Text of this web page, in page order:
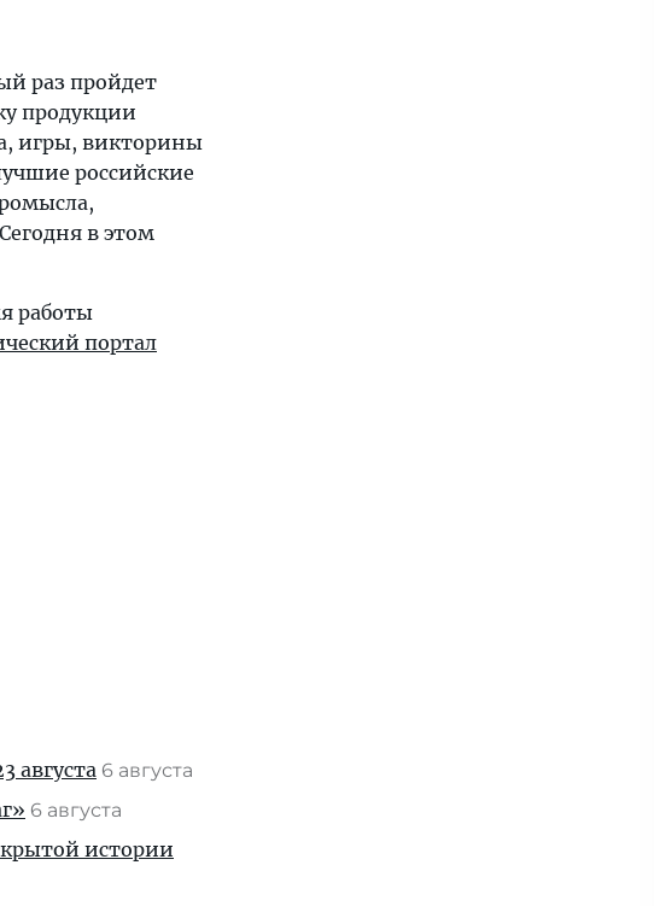
раз пройдет
продукции
игры, викторины
российские
в этом
работы
портал
августа 6 августа
6 августа
истории